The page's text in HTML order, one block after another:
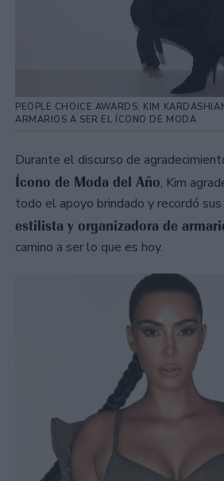
PEOPLE CHOICE AWARDS: KIM
ARMARIOS A SER EL ÍCONO DE MODA
Durante el discurso de
Ícono de Moda del Año, Kim
todo el apoyo brindado y recordó sus
estilista y organizadora de
camino a ser lo que es hoy.